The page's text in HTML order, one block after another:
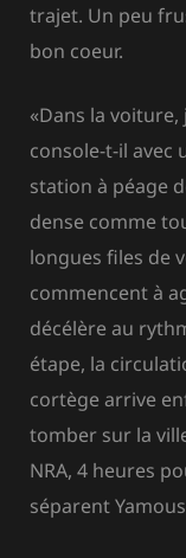
trajet. Un peu
bon coeur.
«Dans la voiture,
console-t-il avec
station à péage
dense comme
longues files de
commencent à
décélère au
étape, la
cortège arrive
tomber sur la
NRA, 4 heures
séparent